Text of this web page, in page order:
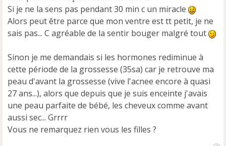
Si je ne la sens pas pendant 30 min c un miracle
Alors peut être parce que mon ventre est tt petit, je ne
sais pas... C agréable de la sentir bouger malgré tout
Sinon je me demandais si les hormones rediminue à
cette période de la grossesse (35sa) car je retrouve ma
peau d'avant la grossesse (vive l'acnee encore à quasi
27 ans...), alors que depuis que je suis enceinte j'avais
une peau parfaite de bébé, les cheveux comme avant
aussi sec... Grrrr
Vous ne remarquez rien vous les filles ?